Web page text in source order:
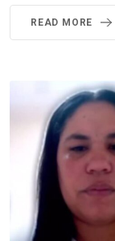
READ MORE